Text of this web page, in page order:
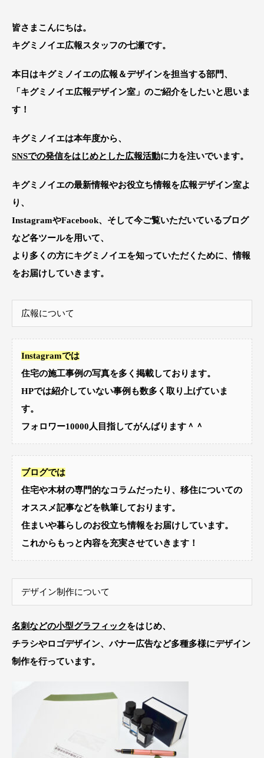
皆さまこんにちは。
キグミノイエ広報スタッフの七瀬です。
本日はキグミノイエの広報＆デザインを担当する部門、
「キグミノイエ広報デザイン室」 のご紹介をしたいと思いま
す！
キグミノイエは本年度から、
SNSでの発信をはじめとした広報活動に力を注いでいます。
キグミノイエの最新情報やお役立ち情報を広報デザイン室よ
り、
InstagramやFacebook、そして今ご覧いただいているブログ
など各ツールを用いて、
より多くの方にキグミノイエを知っていただくために、情報
をお届けしていきます。
広報について
Instagramでは
住宅の施工事例の写真を多く掲載しております。
HPでは紹介していない事例も数多く取り上げていま
す。
フォロワー10000人目指してがんばります＾＾
ブログでは
住宅や木材の専門的なコラムだったり、 移住についての
オススメ記事などを執筆しております。
住まいや暮らしのお役立ち情報をお届けしています。
これからもっと内容を充実させていきます！
デザイン制作について
名刺などの小型グラフィックをはじめ、
チラシやロゴデザイン、バナー広告など多種多様にデザイン
制作を行っています。